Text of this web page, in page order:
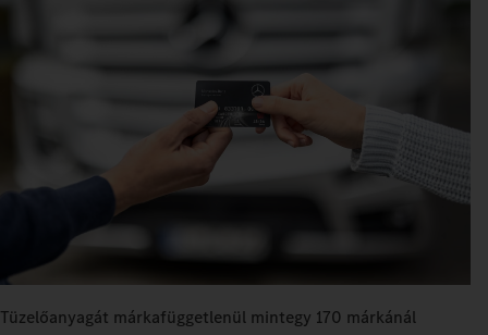
Tüzelőanyagát márkafüggetlenül mintegy 170 márkánál